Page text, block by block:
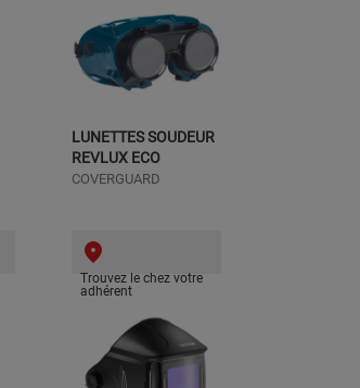
LUNETTES SOUDEUR
REVLUX ECO
COVERGUARD
Trouvez le chez votre
adhérent